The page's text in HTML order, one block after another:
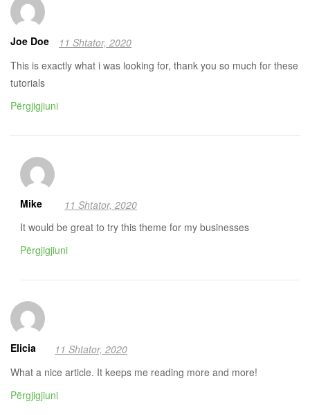
Joe Doe
11 Shtator, 2020
This is exactly what i was looking for, thank you so much for these
tutorials
Përgjigjiuni
Mike
11 Shtator, 2020
It would be great to try this theme for my businesses
Përgjigjiuni
Elicia
11 Shtator, 2020
What a nice article. It keeps me reading more and more!
Përgjigjiuni